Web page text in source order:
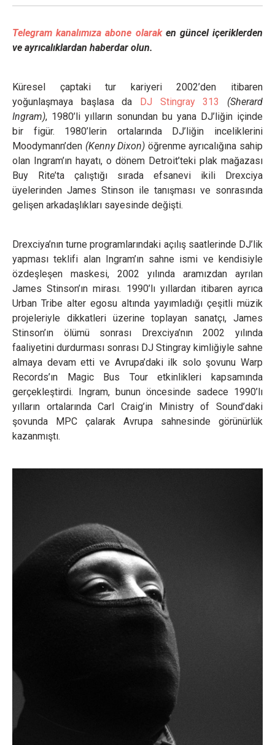
Telegram kanalımıza abone olaraken güncel içeriklerden
ve ayrıcalıklardan haberdar olun.
Küresel çaptaki tur kariyeri 2002’den itibaren
yoğunlaşmaya başlasa da
DJ Stingray 313
(Sherard
Ingram), 1980’li yılların sonundan bu yana DJ’liğin içinde
bir figür. 1980’lerin ortalarında DJ’liğin inceliklerini
Moodymann’den (Kenny Dixon) öğrenme ayrıcalığına sahip
olan Ingram’ın hayatı, o dönem Detroit’teki plak mağazası
Buy Rite’ta çalıştığı sırada efsanevi ikili Drexciya
üyelerinden James Stinson ile tanışması ve sonrasında
gelişen arkadaşlıkları sayesinde değişti.
Drexciya’nın turne programlarındaki açılış saatlerinde DJ’lik
yapması teklifi alan Ingram’ın sahne ismi ve kendisiyle
özdeşleşen maskesi, 2002 yılında aramızdan ayrılan
James Stinson’ın mirası. 1990’lı yıllardan itibaren ayrıca
Urban Tribe alter egosu altında yayımladığı çeşitli müzik
projeleriyle dikkatleri üzerine toplayan sanatçı, James
Stinson’ın ölümü sonrası Drexciya’nın 2002 yılında
faaliyetini durdurması sonrası DJ Stingray kimliğiyle sahne
almaya devam etti ve Avrupa’daki ilk solo şovunu Warp
Records’ın Magic Bus Tour etkinlikleri kapsamında
gerçekleştirdi. Ingram, bunun öncesinde sadece 1990’lı
yılların ortalarında Carl Craig’in Ministry of Sound’daki
şovunda MPC çalarak Avrupa sahnesinde görünürlük
kazanmıştı.